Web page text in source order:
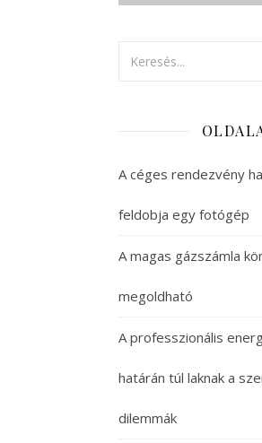
A céges rendezvény
feldobja egy fotógép
A magas gázszámla
megoldható
A professzionális
határán túl laknak a
dilemmák